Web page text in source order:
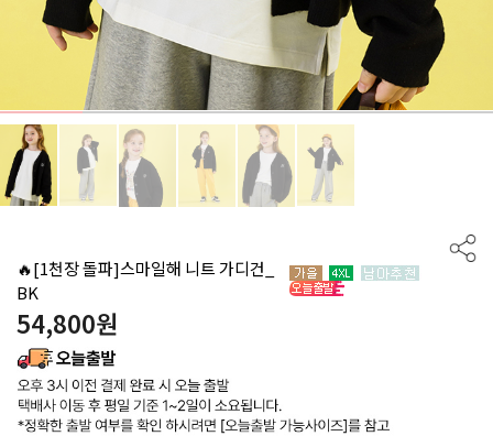
🔥[1천장 돌파]스마일해 니트 가디건_
BK
54,800원